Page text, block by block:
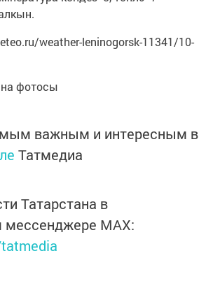
weather-leninogorsk-11341/10-
фотосы
важным и интересным в
Татмедиа
Татарстана в
мессенджере MАХ: